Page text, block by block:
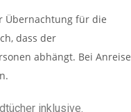
Übernachtung für die
dass der
abhängt. Bei Anreise
inklusive.